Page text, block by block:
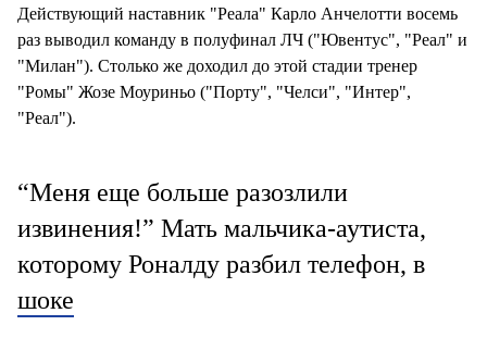
Действующий наставник "Реала" Карло Анчелотти восемь
раз выводил команду в полуфинал ЛЧ ("Ювентус", "Реал" и
"Милан"). Столько же доходил до этой стадии тренер
"Ромы" Жозе Моуриньо ("Порту", "Челси", "Интер",
"Реал").
“Меня еще больше разозлили
извинения!” Мать мальчика-аутиста,
которому Роналду разбил телефон, в
шоке